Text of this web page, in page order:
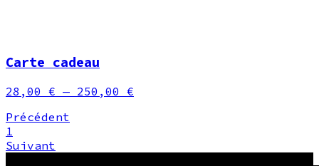
Carte cadeau
28,00 € — 250,00 €
Précédent
1
Suivant